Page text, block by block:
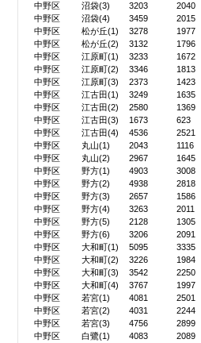
中野区
沼袋(3) 3203 2040
中野区
沼袋(4) 3459 2015
中野区
松が丘(1) 3278 1977
中野区
松が丘(2) 3132 1796
中野区
江原町(1) 3233 1672
中野区
江原町(2) 3346 1813
中野区
江原町(3) 2373 1423
中野区
江古田(1) 3249 1635
中野区
江古田(2) 2580 1369
中野区
江古田(3) 1673 623
中野区
江古田(4) 4536 2521
中野区
丸山(1) 2043 1116
中野区
丸山(2) 2967 1645
中野区
野方(1) 4903 3008
中野区
野方(2) 4938 2818
中野区
野方(3) 2657 1586
中野区
野方(4) 3263 2011
中野区
野方(5) 2128 1305
中野区
野方(6) 3206 2091
中野区
大和町(1) 5095 3335
中野区
大和町(2) 3226 1984
中野区
大和町(3) 3542 2250
中野区
大和町(4) 3767 1997
中野区
若宮(1) 4081 2501
中野区
若宮(2) 4031 2244
中野区
若宮(3) 4756 2899
中野区
白鷺(1) 4083 2089